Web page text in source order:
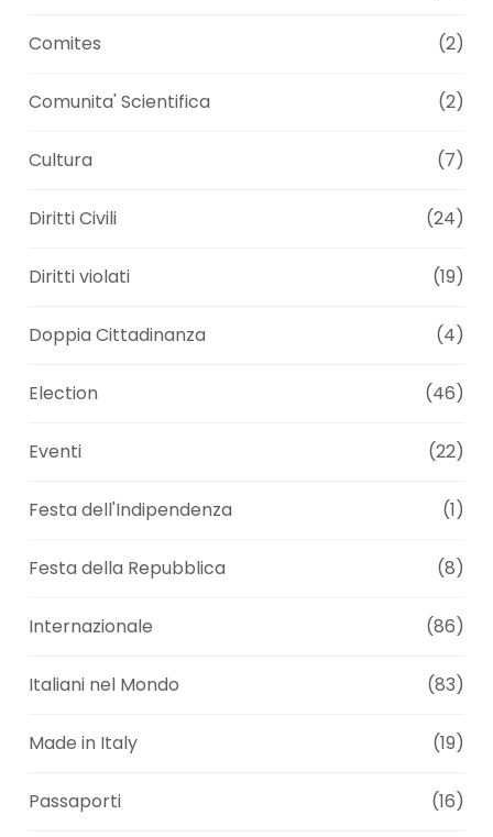
Comites (2)
Comunita' Scientifica (2)
Cultura (7)
Diritti Civili (24)
Diritti violati (19)
Doppia Cittadinanza (4)
Election (46)
Eventi (22)
Festa dell'Indipendenza (1)
Festa della Repubblica (8)
Internazionale (86)
Italiani nel Mondo (83)
Made in Italy (19)
Passaporti (16)